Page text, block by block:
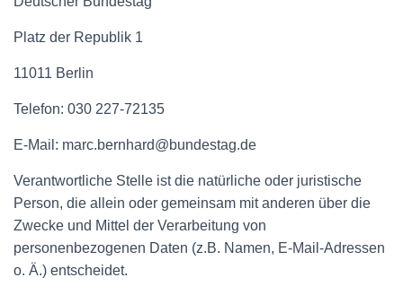
Platz der Republik 1
11011 Berlin
Telefon: 030 227-72135
E-Mail: marc.bernhard@bundestag.de
Verantwortliche Stelle ist die natürliche oder juristische
Person, die allein oder gemeinsam mit anderen über die
Zwecke und Mittel der Verarbeitung von
personenbezogenen Daten (z.B. Namen, E-Mail-Adressen
o. Ä.) entscheidet.